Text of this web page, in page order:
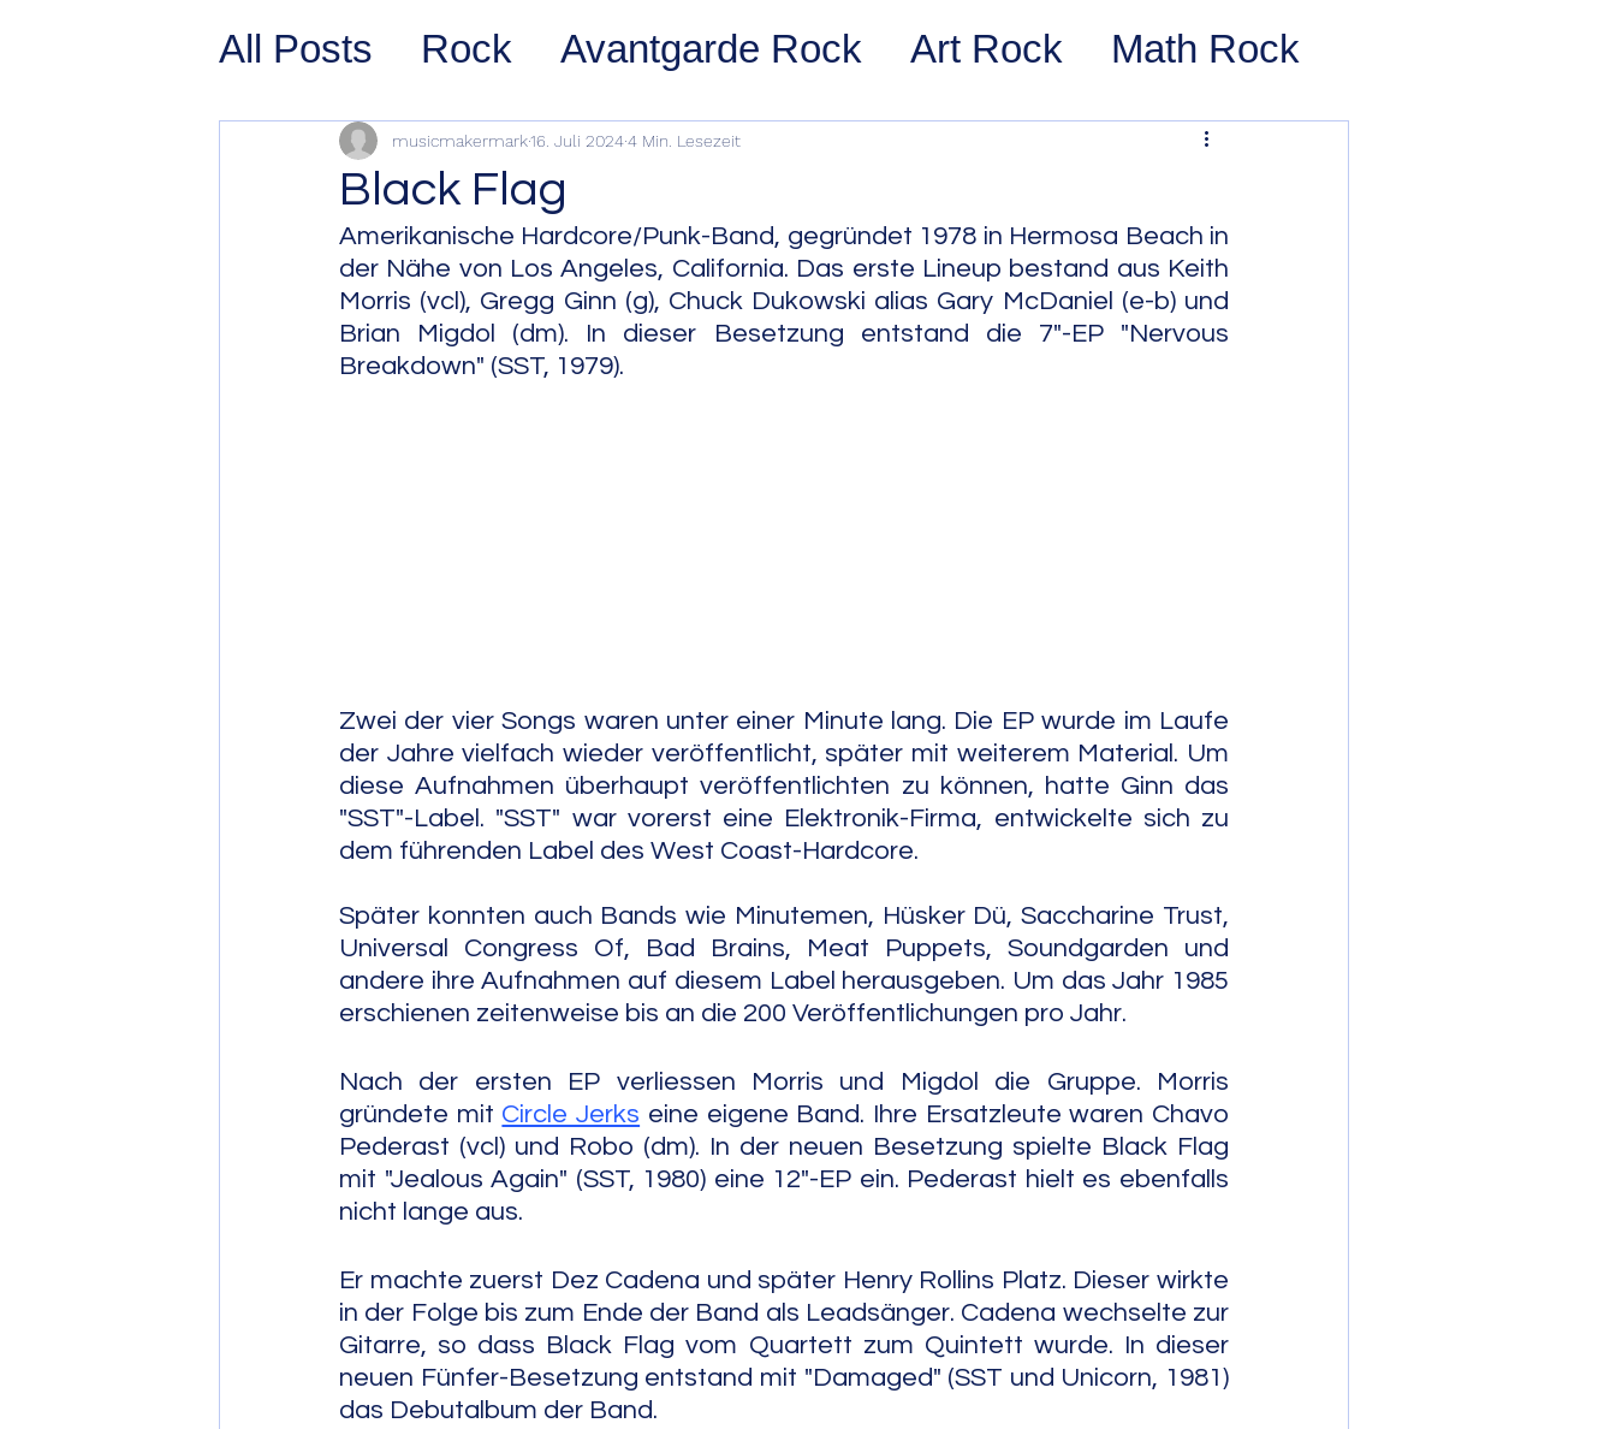
All Posts Rock Avantgarde Rock Art Rock Math Rock
Prog Rock Post Rock Noise Rock
Psychedelic/Space Rock Stoner Rock Alternative Rock
Hard Rock Garage Rock Indie Rock/Indie Pop Pop
Soul Jazz
Black Flag
musicmakermark16. Juli 20244 Min. Lesezeit
Amerikanische Hardcore/Punk-Band, gegründet 1978 in Hermosa Beach in
der Nähe von Los Angeles, California. Das erste Lineup bestand aus Keith
Morris (vcl), Gregg Ginn (g), Chuck Dukowski alias Gary McDaniel (e-b) und
Brian Migdol (dm). In dieser Besetzung entstand die 7"-EP "Nervous
Breakdown" (SST, 1979).
Zwei der vier Songs waren unter einer Minute lang. Die EP wurde im Laufe
der Jahre vielfach wieder veröffentlicht, später mit weiterem Material. Um
diese Aufnahmen überhaupt veröffentlichten zu können, hatte Ginn das
"SST"-Label. "SST" war vorerst eine Elektronik-Firma, entwickelte sich zu
dem führenden Label des West Coast-Hardcore.
Später konnten auch Bands wie Minutemen, Hüsker Dü, Saccharine Trust,
Universal Congress Of, Bad Brains, Meat Puppets, Soundgarden und
andere ihre Aufnahmen auf diesem Label herausgeben. Um das Jahr 1985
erschienen zeitenweise bis an die 200 Veröffentlichungen pro Jahr.
Nach der ersten EP verliessen Morris und Migdol die Gruppe. Morris
gründete mit Circle Jerks eine eigene Band. Ihre Ersatzleute waren Chavo
Pederast (vcl) und Robo (dm). In der neuen Besetzung spielte Black Flag
mit "Jealous Again" (SST, 1980) eine 12"-EP ein. Pederast hielt es ebenfalls
nicht lange aus.
Er machte zuerst Dez Cadena und später Henry Rollins Platz. Dieser wirkte
in der Folge bis zum Ende der Band als Leadsänger. Cadena wechselte zur
Gitarre, so dass Black Flag vom Quartett zum Quintett wurde. In dieser
neuen Fünfer-Besetzung entstand mit "Damaged" (SST und Unicorn, 1981)
das Debutalbum der Band.